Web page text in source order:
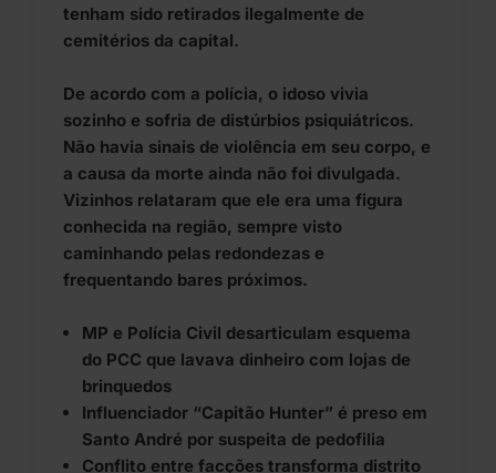
tenham sido retirados ilegalmente de
cemitérios da capital.
De acordo com a polícia, o idoso vivia
sozinho e sofria de distúrbios psiquiátricos.
Não havia sinais de violência em seu corpo, e
a causa da morte ainda não foi divulgada.
Vizinhos relataram que ele era uma figura
conhecida na região, sempre visto
caminhando pelas redondezas e
frequentando bares próximos.
MP e Polícia Civil desarticulam esquema
do PCC que lavava dinheiro com lojas de
brinquedos
Influenciador “Capitão Hunter” é preso em
Santo André por suspeita de pedofilia
Conflito entre facções transforma distrito